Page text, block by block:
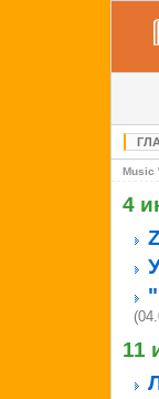
Music
4
11